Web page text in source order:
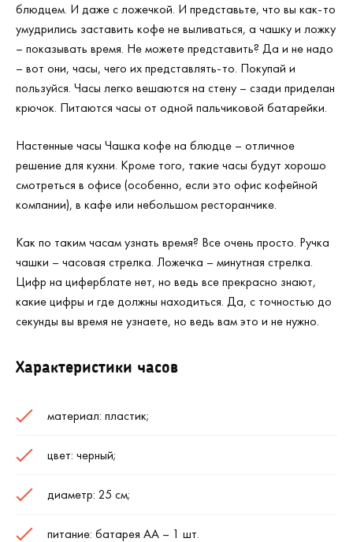
блюдцем. И даже с ложечкой. И представьте, что вы как-то
умудрились заставить кофе не выливаться, а чашку и ложку
– показывать время. Не можете представить? Да и не надо
– вот они, часы, чего их представлять-то. Покупай и
пользуйся. Часы легко вешаются на стену – сзади приделан
крючок. Питаются часы от одной пальчиковой батарейки.
Настенные часы Чашка кофе на блюдце – отличное
решение для кухни. Кроме того, такие часы будут хорошо
смотреться в офисе (особенно, если это офис кофейной
компании), в кафе или небольшом ресторанчике.
Как по таким часам узнать время? Все очень просто. Ручка
чашки – часовая стрелка. Ложечка – минутная стрелка.
Цифр на циферблате нет, но ведь все прекрасно знают,
какие цифры и где должны находиться. Да, с точностью до
секунды вы время не узнаете, но ведь вам это и не нужно.
Характеристики часов
материал: пластик;
цвет: черный;
диаметр: 25 см;
питание: батарея АА – 1 шт.